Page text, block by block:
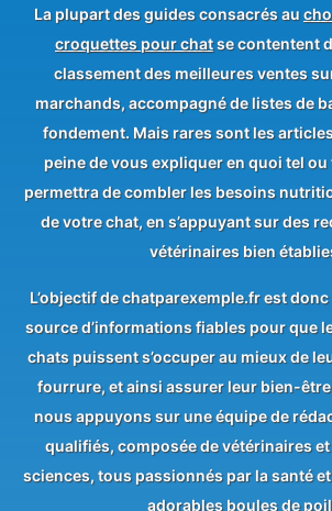
La plupart des guides consacrés au
croquettes pour chatse contentent
classement des meilleures ventes
marchands, accompagné de listes de
fondement. Mais rares sont les
peine de vous expliquer en quoi tel
permettra de combler les besoins
de votre chat, en s’appuyant sur des
vétérinaires bien
L’objectif de chatparexemple.fr est
source d’informations fiables pour que
chats puissent s’occuper au mieux de
fourrure, et ainsi assurer leur bien-
nous appuyons sur une équipe de
qualifiés, composée de vétérinaires et
sciences, tous passionnés par la santé
adorables boules de